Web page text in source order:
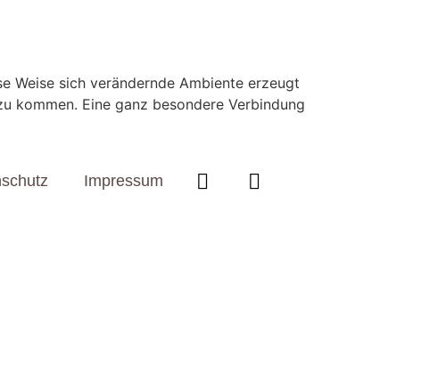
Weise sich verändernde Ambiente erzeugt
kommen. Eine ganz besondere Verbindung
Impressum